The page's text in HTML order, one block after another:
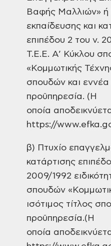
Βαφής Μαλλιών» ή
εκπαίδευσης και
επιπέδου 2 του ν.
Τ.Ε.Ε. Α’ Κύκλου
«Κομμωτικής
σπουδών και
προϋπηρεσία. (Η
οποία
https://
β) Πτυχίο
κατάρτισης
2009/1992
σπουδών
ισότιμος τίτλος
προϋπηρεσία.(Η
οποία